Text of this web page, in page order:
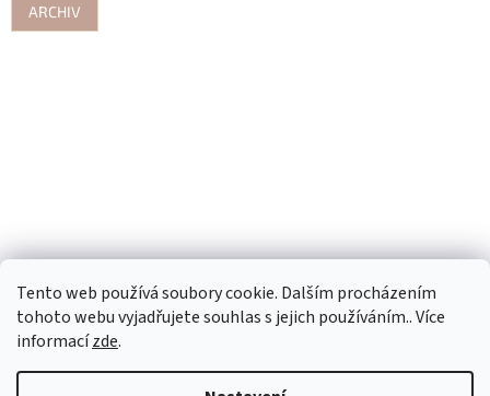
Tento web používá soubory cookie. Dalším procházením
tohoto webu vyjadřujete souhlas s jejich používáním.. Více
informacízde.
ARCHIV